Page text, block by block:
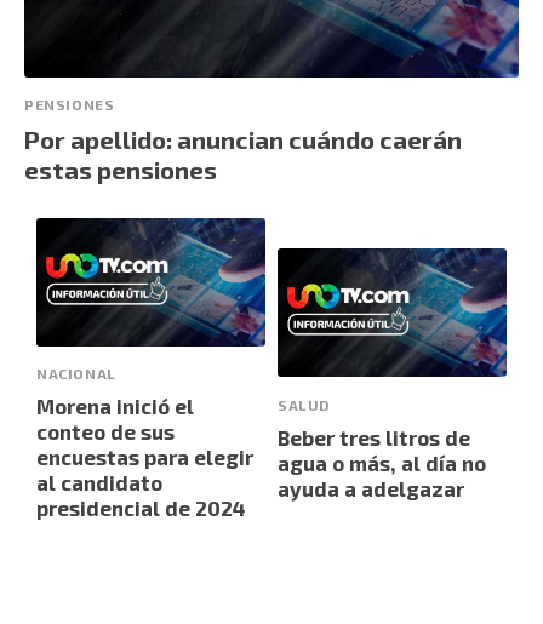
PENSIONES
Por apellido: anuncian cuándo caerán
estas pensiones
NACIONAL
Morena inició el
conteo de sus
encuestas para elegir
al candidato
presidencial de 2024
SALUD
Beber tres litros de
agua o más, al día no
ayuda a adelgazar